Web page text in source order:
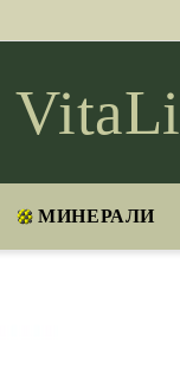
МИНЕРАЛИ